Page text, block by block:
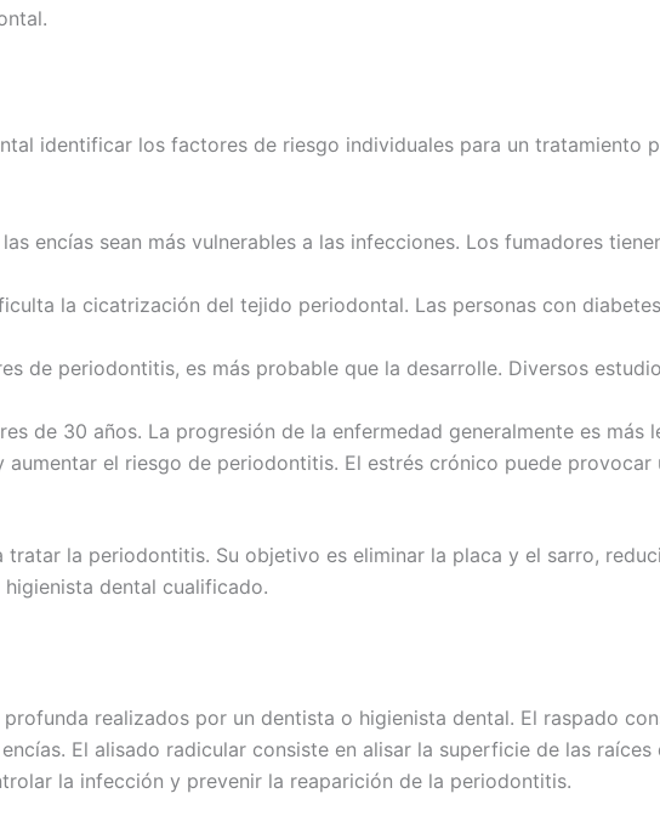
identificar los factores de riesgo individuales para un tratamiento
encías sean más vulnerables a las infecciones. Los fumadores
la cicatrización del tejido periodontal. Las personas con
de periodontitis, es más probable que la desarrolle. Diversos
de 30 años. La progresión de la enfermedad generalmente es más
el riesgo de periodontitis. El estrés crónico puede provocar
la periodontitis. Su objetivo es eliminar la placa y el sarro,
dental cualificado.
realizados por un dentista o higienista dental. El raspado
El alisado radicular consiste en alisar la superficie de las
la infección y prevenir la reaparición de la periodontitis.